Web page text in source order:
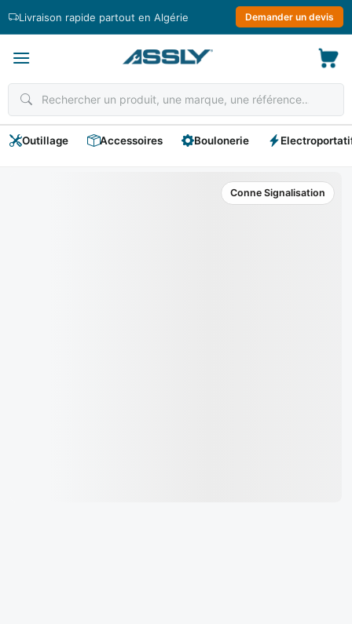
Livraison rapide partout en Algérie Demander un devis
Outillage Accessoires Boulonerie
Conne Signalisation